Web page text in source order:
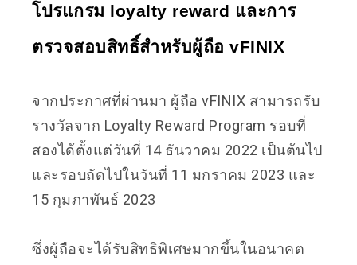
โปรแกรม loyalty reward และการ
ตรวจสอบสิทธิ์สำหรับผู้ถือ vFINIX
จากประกาศที่ผ่านมา ผู้ถือ vFINIX สามารถรับ
รางวัลจาก Loyalty Reward Program รอบที่
สองได้ตั้งแต่วันที่ 14 ธันวาคม 2022 เป็นต้นไป
และรอบถัดไปในวันที่ 11 มกราคม 2023 และ
15 กุมภาพันธ์ 2023
ซึ่งผู้ถือจะได้รับสิทธิพิเศษมากขึ้นในอนาคต